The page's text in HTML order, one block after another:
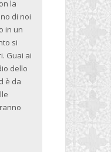
la
di noi
in un
si
Guai ai
dello
è da